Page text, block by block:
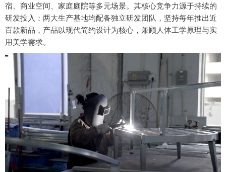
宿、商业空间、家庭庭院等多元场景。其核心竞争力源于持续的
研发投入：两大生产基地均配备独立研发团队，坚持每年推出近
百款新品，产品以现代简约设计为核心，兼顾人体工学原理与实
用美学需求。